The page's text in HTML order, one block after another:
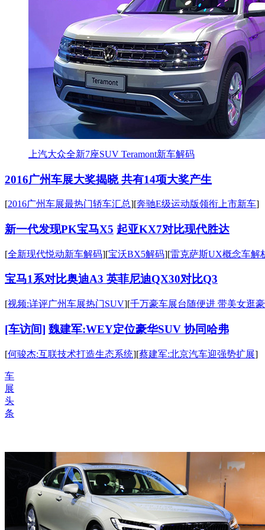
上汽大众全新7座SUV Teramont新车解码
2016广州车展大奖揭晓 共有14项大奖产生
[2016广州车展最热门轿车汇总][奔驰E级运动版领衔上市新车]
新一代发现PK宝马X5 起亚KX7对比现代胜达
[全新现代悦动新车解码][宝沃BX5解码][雷克萨斯UX概念车解
宝马1系对比奥迪A3 英菲尼迪QX30对比Q3
[视频:详评广州车展热门SUV][千万豪车展台随便进 带美女逛
[车访间] 魏建军:WEY定位豪华SUV 协同哈弗
[何骏杰:互联技术打造生态系统][蔡建军:北京汽车迎强势扩展]
车
展
头
条